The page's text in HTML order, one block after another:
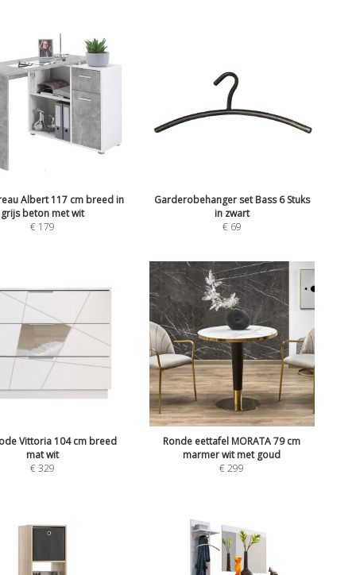
Albert 117 cm breed in
grijs beton met wit
€ 179
Garderobehanger set Bass 6 Stuks
in zwart
€ 69
Vittoria 104 cm breed
mat wit
€329
Ronde eettafel MORATA 79 cm
marmer wit met goud
€299